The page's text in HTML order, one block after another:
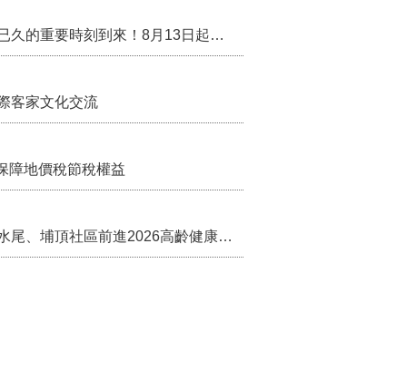
行政院核定西拉雅族為平埔原住民族群 盼望已久的重要時刻到來！8月13日起受理民族成員名冊登記
客家文化交流
障地價稅節稅權益
苗栗農村綠色照顧成果登上全國舞台！ 後龍水尾、埔頂社區前進2026高齡健康產業博覽會